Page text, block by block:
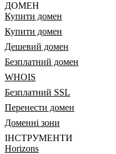
ДОМЕН
Купити домен
Купити домен
Дешевий домен
Безплатний домен
WHOIS
Безплатний SSL
Перенести домен
Доменні зони
ІНСТРУМЕНТИ
Horizons